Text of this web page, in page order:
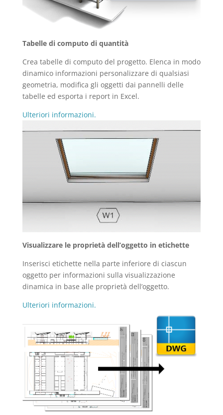
Tabelle di computo di quantità
Crea tabelle di computo del progetto. Elenca in modo
dinamico informazioni personalizzare di qualsiasi
geometria, modifica gli oggetti dai pannelli delle
tabelle ed esporta i report in Excel.
Ulteriori informazioni.
Visualizzare le proprietà dell’oggetto in etichette
Inserisci etichette nella parte inferiore di ciascun
oggetto per informazioni sulla visualizzazione
dinamica in base alle proprietà dell’oggetto.
Ulteriori informazioni.